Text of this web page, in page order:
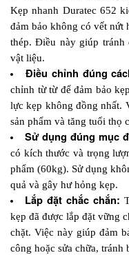
Kẹp nhanh Duratec 652
đảm bảo không có vết nứt
thép. Điều này giúp tránh
vật liệu.
Điều chỉnh đúng
chỉnh từ từ để đảm bảo
lực kẹp không đồng nhất.
sản phẩm và tăng tuổi thọ
Sử dụng đúng mục
có kích thước và trọng
phẩm (60kg). Sử dụng
quả và gây hư hỏng kẹp.
Lắp đặt chắc chắn:
kẹp đã được lắp đặt vững
chặt. Việc này giúp đảm
công hoặc sửa chữa,